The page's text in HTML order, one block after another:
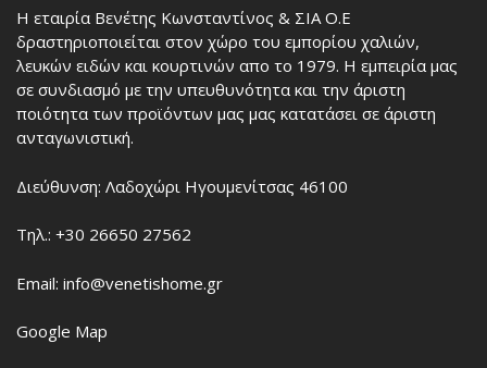
Η εταιρία Βενέτης Κωνσταντίνος & ΣΙΑ Ο.Ε
δραστηριοποιείται στον χώρο του εμπορίου χαλιών,
λευκών ειδών και κουρτινών απο το 1979. Η εμπειρία μας
σε συνδιασμό με την υπευθυνότητα και την άριστη
ποιότητα των προϊόντων μας μας κατατάσει σε άριστη
ανταγωνιστική.
Διεύθυνση: Λαδοχώρι Ηγουμενίτσας 46100
Τηλ.: +30 26650 27562
Email: info@venetishome.gr
Google Map